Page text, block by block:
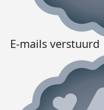
E-mails verstuurd